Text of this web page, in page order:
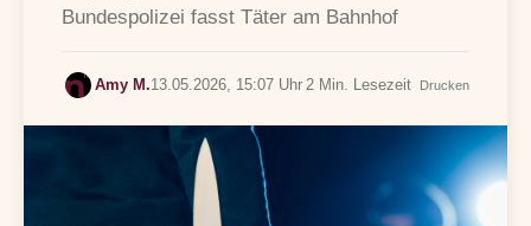
Bundespolizei fasst Täter am Bahnhof
Amy M.13.05.2026, 15:07 Uhr 2 Min. Lesezeit Drucken